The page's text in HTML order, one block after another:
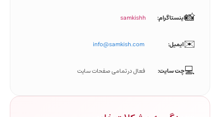
📸اینستاگرام: samkishh
✉️ایمیل: info@samkish.com
💻چت سایت: فعال در تمامی صفحات سایت